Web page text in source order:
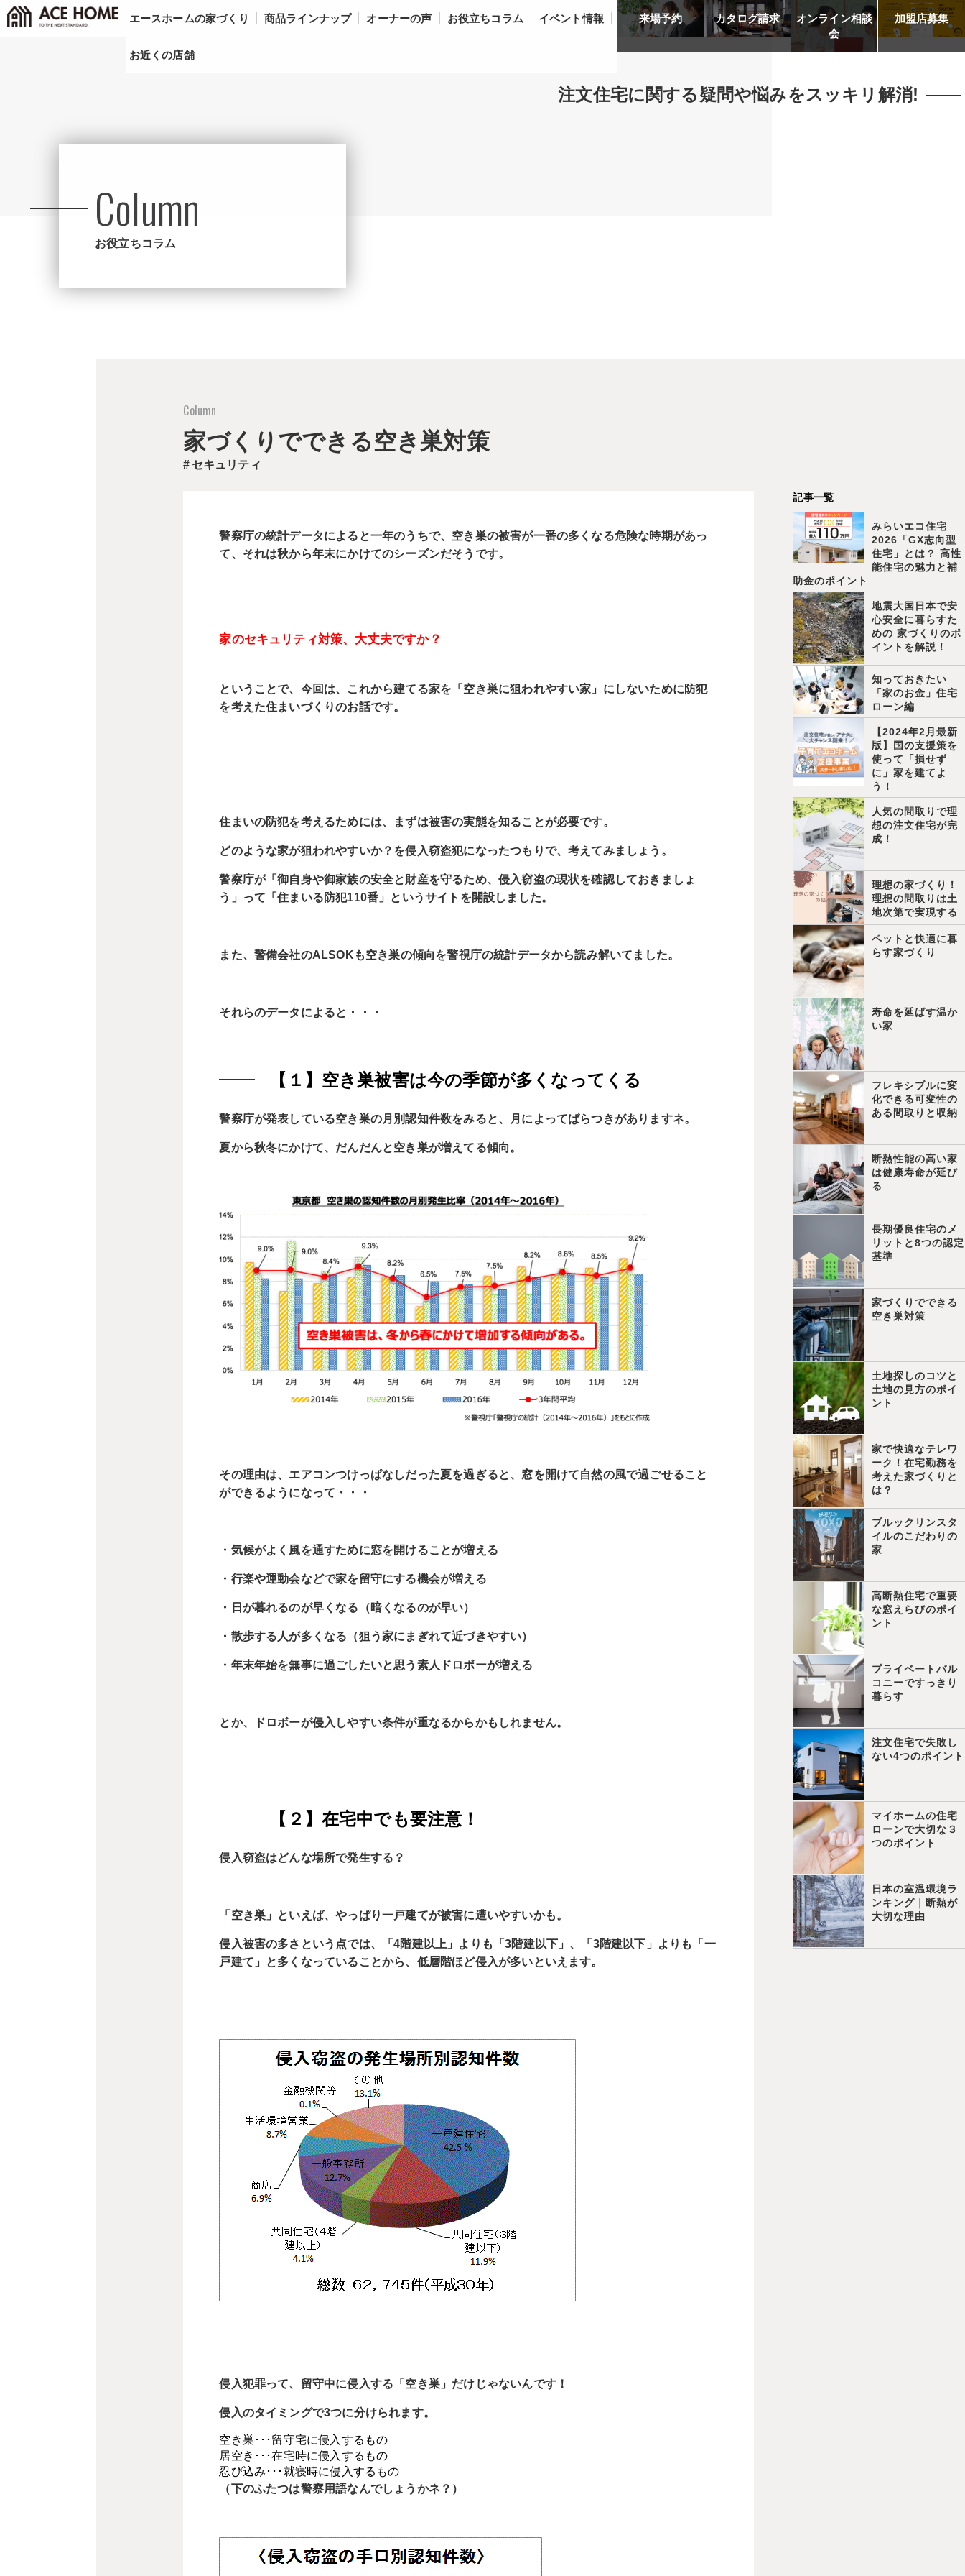
エースホームの家づくり 商品ラインナップ オーナーの声 お役立ちコラム イベント情報
お近くの店舗
来場予約 カタログ請求
オンライン相談
会
加盟店募集
注文住宅に関する疑問や悩みをスッキリ解消!
Column
お役立ちコラム
家づくりでできる空き巣対策
セキュリティ
警察庁の統計データによると一年のうちで、空き巣の被害が一番の多くなる危険な時期があっ
て、それは秋から年末にかけてのシーズンだそうです。
家のセキュリティ対策、大丈夫ですか？
ということで、今回は、これから建てる家を「空き巣に狙われやすい家」にしないために防犯
を考えた住まいづくりのお話です。
住まいの防犯を考えるためには、まずは被害の実態を知ることが必要です。
どのような家が狙われやすいか？を侵入窃盗犯になったつもりで、考えてみましょう。
警察庁が「御自身や御家族の安全と財産を守るため、侵入窃盗の現状を確認しておきましょ
う」って「住まいる防犯110番」というサイトを開設しました。
また、警備会社のALSOKも空き巣の傾向を警視庁の統計データから読み解いてました。
それらのデータによると・・・
【１】空き巣被害は今の季節が多くなってくる
警察庁が発表している空き巣の月別認知件数をみると、月によってばらつきがありますネ。
夏から秋冬にかけて、だんだんと空き巣が増えてる傾向。
その理由は、エアコンつけっぱなしだった夏を過ぎると、窓を開けて自然の風で過ごせること
ができるようになって・・・
・気候がよく風を通すために窓を開けることが増える
・行楽や運動会などで家を留守にする機会が増える
・日が暮れるのが早くなる（暗くなるのが早い）
・散歩する人が多くなる（狙う家にまぎれて近づきやすい）
・年末年始を無事に過ごしたいと思う素人ドロボーが増える
とか、ドロボーが侵入しやすい条件が重なるからかもしれません。
【２】在宅中でも要注意！
侵入窃盗はどんな場所で発生する？
「空き巣」といえば、やっぱり一戸建てが被害に遭いやすいかも。
侵入被害の多さという点では、「4階建以上」よりも「3階建以下」、「3階建以下」よりも「一
戸建て」と多くなっていることから、低層階ほど侵入が多いといえます。
侵入犯罪って、留守中に侵入する「空き巣」だけじゃないんです！
侵入のタイミングで3つに分けられます。
空き巣･･･留守宅に侵入するもの
居空き･･･在宅時に侵入するもの
忍び込み･･･就寝時に侵入するもの
（下のふたつは警察用語なんでしょうかネ？）
記事一覧
みらいエコ住宅
2026「GX志向型
住宅」とは？ 高性
能住宅の魅力と補
助金のポイント
地震大国日本で安
心安全に暮らすた
めの 家づくりのポ
イントを解説！
知っておきたい
「家のお金」住宅
ローン編
【2024年2月最新
版】国の支援策を
使って「損せず
に」家を建てよ
う！
人気の間取りで理
想の注文住宅が完
成！
理想の家づくり！
理想の間取りは土
地次第で実現する
ペットと快適に暮
らす家づくり
寿命を延ばす温か
い家
フレキシブルに変
化できる可変性の
ある間取りと収納
断熱性能の高い家
は健康寿命が延び
る
長期優良住宅のメ
リットと8つの認定
基準
家づくりでできる
空き巣対策
土地探しのコツと
土地の見方のポイ
ント
家で快適なテレワ
ーク！在宅勤務を
考えた家づくりと
は？
ブルックリンスタ
イルのこだわりの
家
高断熱住宅で重要
な窓えらびのポイ
ント
プライベートバル
コニーですっきり
暮らす
注文住宅で失敗し
ない4つのポイント
マイホームの住宅
ローンで大切な３
つのポイント
日本の室温環境ラ
ンキング｜断熱が
大切な理由